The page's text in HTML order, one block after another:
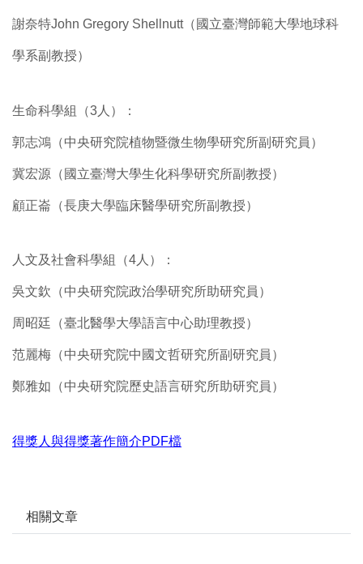
謝奈特John Gregory Shellnutt（國立臺灣師範大學地球科
學系副教授）
生命科學組（3人）：
郭志鴻（中央研究院植物暨微生物學研究所副研究員）
冀宏源（國立臺灣大學生化科學研究所副教授）
顧正崙（長庚大學臨床醫學研究所副教授）
人文及社會科學組（4人）：
吳文欽（中央研究院政治學研究所助研究員）
周昭廷（臺北醫學大學語言中心助理教授）
范麗梅（中央研究院中國文哲研究所副研究員）
鄭雅如（中央研究院歷史語言研究所助研究員）
得獎人與得獎著作簡介PDF檔
相關文章